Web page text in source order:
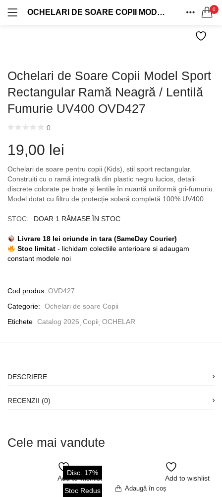
OCHELARI DE SOARE COPII MODEL SPORT RECTANGULAR RAMĂ NEAGRĂ / LENTILĂ FUMURIE UV400 OVD427 0
DISTRIBUIE
Ține-mă minte
CASUAL
0 produse
WAYFARER
31 produse
RETRO
Ochelari de Soare Copii Model Sport
Rectangular Ramă Neagră / Lentilă
Fumurie UV400 OVD427
0
19,00 lei
Ochelari de soare pentru copii (Kids), stil sport rectangular.
Construiți cu o ramă integrală din plastic negru lucios, detalii
discrete colorate pe brațe și lentile în nuanță uniformă gri-fumuriu.
Model dotat cu filtru de protecție solară completă 100% UV400.
STOC: DOAR 1 RĂMASE ÎN STOC
Livrare 18 lei oriunde in tara (SameDay Courier)
Stoc limitat- lichidam colectiile anterioare si adaugam
constant modele noi
Cod produs: OVD427
Categorie:
Ochelari de soare Copii
Etichete Catalog 2026 Copii OCHELAR
DESCRIERE
RECENZII (0)
Cele mai vandute
Disc. 17%
Stoc Redus
Add to wishlist
Adaugă în coș
Add to wishlist